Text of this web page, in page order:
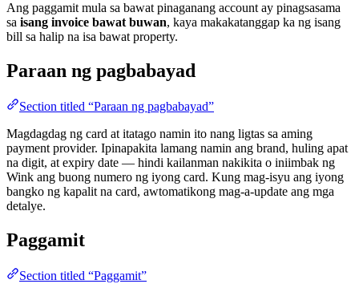
Ang paggamit mula sa bawat pinaganang account ay pinagsasama
sa isang invoice bawat buwan, kaya makakatanggap ka ng isang
bill sa halip na isa bawat property.
Paraan ng pagbabayad
Section titled “Paraan ng pagbabayad”
Magdagdag ng card at itatago namin ito nang ligtas sa aming
payment provider. Ipinapakita lamang namin ang brand, huling apat
na digit, at expiry date — hindi kailanman nakikita o iniimbak ng
Wink ang buong numero ng iyong card. Kung mag-isyu ang iyong
bangko ng kapalit na card, awtomatikong mag-a-update ang mga
detalye.
Paggamit
Section titled “Paggamit”